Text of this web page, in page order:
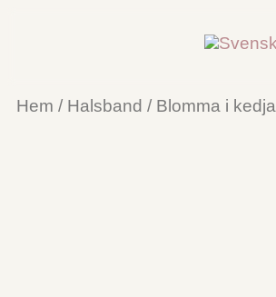
Hem / Halsband / Blomma i kedja